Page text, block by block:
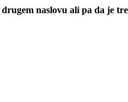
naslovu ali pa da je